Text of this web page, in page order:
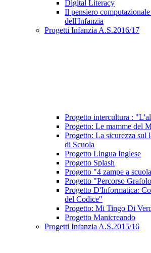
Digital Literacy
Il pensiero
dell'Infanzia
Progetti Infanzia A.S.2016/17
Progetto intercultura :
Progetto: Le mamme del
Progetto: La sicurezza sul
di Scuola
Progetto Lingua Inglese
Progetto Splash
Progetto "4 zampe a
Progetto "Percorso
Progetto D'Informatica:
del Codice"
Progetto: Mi Tingo Di
Progetto Manicreando
Progetti Infanzia A.S.2015/16